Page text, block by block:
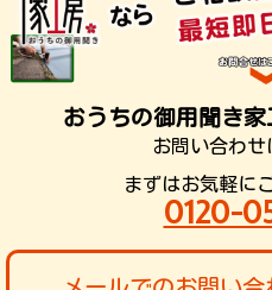
おうちの御用聞き
お問い合わせ
まずはお気軽に
0120-